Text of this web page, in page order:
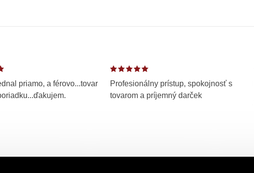
priamo, a férovo...tovar
Profesionálny prístup, spokojnosť s
tovarom a príjemný darček